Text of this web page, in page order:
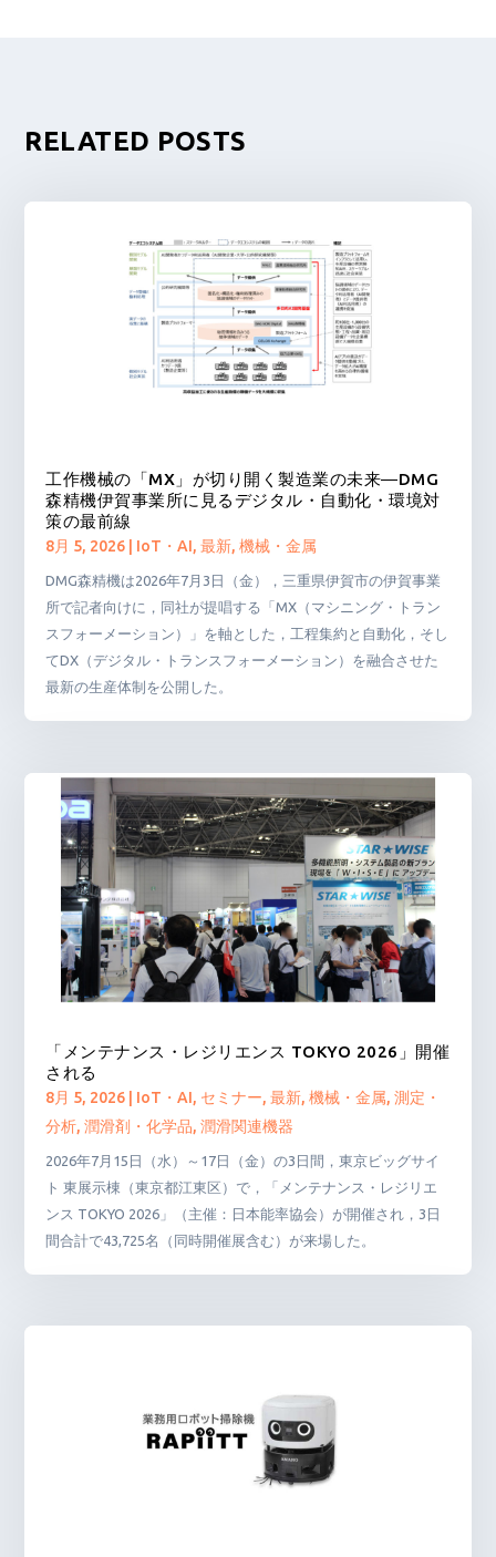
RELATED POSTS
工作機械の「MX」が切り開く製造業の未来―DMG
森精機伊賀事業所に見るデジタル・自動化・環境対
策の最前線
8月 5, 2026 IoT・AI,最新,機械・金属
DMG森精機は2026年7月3日（金），三重県伊賀市の伊賀事業
所で記者向けに，同社が提唱する「MX（マシニング・トラン
スフォーメーション）」を軸とした，工程集約と自動化，そし
てDX（デジタル・トランスフォーメーション）を融合させた
最新の生産体制を公開した。
「メンテナンス・レジリエンス TOKYO 2026」開催
される
8月 5, 2026 | IoT・AI, セミナー,最新,機械・金属,測定・
分析,潤滑剤・化学品,潤滑関連機器
2026年7月15日（水）～17日（金）の3日間，東京ビッグサイ
ト 東展示棟（東京都江東区）で，「メンテナンス・レジリエ
ンス TOKYO 2026」（主催：日本能率協会）が開催され，3日
間合計で43,725名（同時開催展含む）が来場した。